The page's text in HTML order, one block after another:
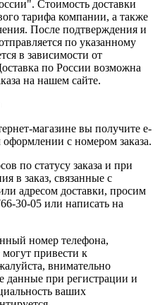
Стоимость доставки
тарифа компании, а также
После подтверждения и
по указанному
в зависимости от
по России возможна
на нашем сайте.
магазине вы получите e-
с номером заказа.
по статусу заказа и при
в заказ, связанные с
адресом доставки, просим
30-05 или написать на
номер телефона,
привести к
внимательно
данные при регистрации и
ваших